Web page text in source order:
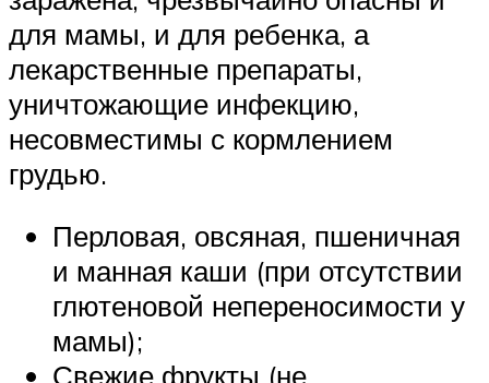
для мамы, и для ребенка, а
лекарственные препараты,
уничтожающие инфекцию,
несовместимы с кормлением
грудью.
Перловая, овсяная, пшеничная
и манная каши (при отсутствии
глютеновой непереносимости у
мамы);
Свежие фрукты (не